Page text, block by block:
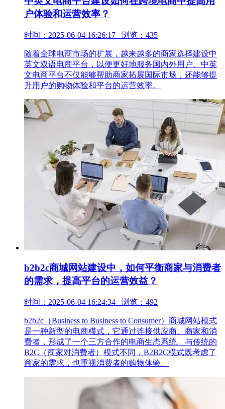
户体验和运营效率？
时间：2025-06-04 16:26:17 浏览：435
随着全球电商市场的扩展，越来越多的商家选择建设中
英文双语电商平台，以便更好地服务国内外用户。中英
文电商平台不仅能够帮助商家拓展国际市场，还能够提
升用户的购物体验和平台的运营效率。
b2b2c商城网站建设中，如何平衡商家与消费者
的需求，提高平台的运营效益？
时间：2025-06-04 16:24:34 浏览：492
b2b2c（Business to Business to Consumer）商城网站模式
是一种新型的电商模式，它通过连接供应商、商家和消
费者，形成了一个三方合作的电商生态系统。与传统的
B2C（商家对消费者）模式不同，B2B2C模式既考虑了
商家的需求，也重视消费者的购物体验。